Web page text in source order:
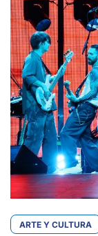
ARTE Y CULTURA